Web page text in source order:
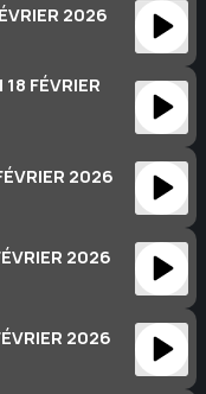
2026
FÉVRIER
2026
2026
2026